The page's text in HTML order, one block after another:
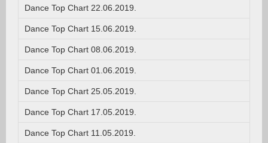
Dance Top Chart 22.06.2019.
Dance Top Chart 15.06.2019.
Dance Top Chart 08.06.2019.
Dance Top Chart 01.06.2019.
Dance Top Chart 25.05.2019.
Dance Top Chart 17.05.2019.
Dance Top Chart 11.05.2019.